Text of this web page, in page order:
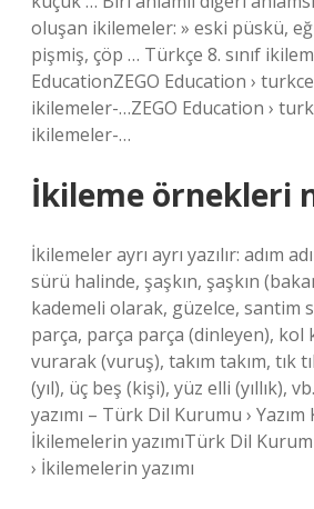
oluşan ikilemeler: » eski püskü,
pişmiş, çöp … Türkçe 8. sınıf
EducationZEGO Education ›
ikilemeler-…ZEGO Education ›
ikilemeler-…
İkileme örnekleri
İkilemeler ayrı ayrı yazılır: adım
sürü halinde, şaşkın, şaşkın
kademeli olarak, güzelce, santim
parça, parça parça (dinleyen), kol
vurarak (vuruş), takım takım, tık
(yıl), üç beş (kişi), yüz elli (yıllık),
yazımı – Türk Dil Kurumu › Yazım
İkilemelerin yazımıTürk Dil
› İkilemelerin yazımı